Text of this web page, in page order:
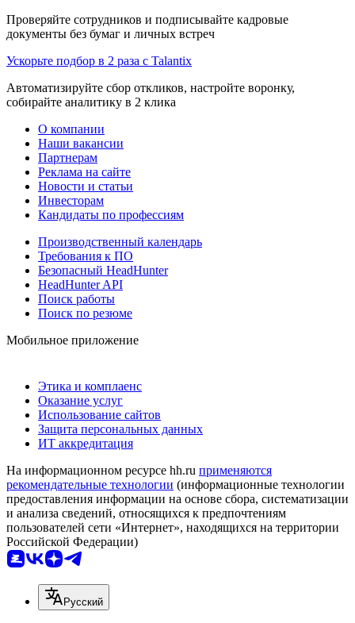
Проверяйте сотрудников и подписывайте кадровые
документы без бумаг и личных встреч
Ускорьте подбор в 2 раза с Talantix
Автоматизируйте сбор откликов, настройте воронку,
собирайте аналитику в 2 клика
О компании
Наши вакансии
Партнерам
Реклама на сайте
Новости и статьи
Инвесторам
Кандидаты по профессиям
Производственный календарь
Требования к ПО
Безопасный HeadHunter
HeadHunter API
Поиск работы
Поиск по резюме
Мобильное приложение
Этика и комплаенс
Оказание услуг
Использование сайтов
Защита персональных данных
ИТ аккредитация
На информационном ресурсе hh.ru применяются
рекомендательные технологии (информационные технологии
предоставления информации на основе сбора, систематизации
и анализа сведений, относящихся к предпочтениям
пользователей сети «Интернет», находящихся на территории
Российской Федерации)
Русский